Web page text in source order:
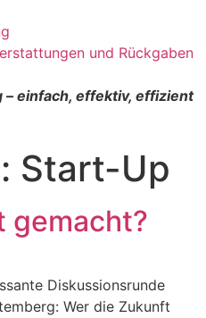
und Rückgaben
einfach, effektiv, effizient
Start-Up
gemacht?
Diskussionsrunde
Wer die Zukunft